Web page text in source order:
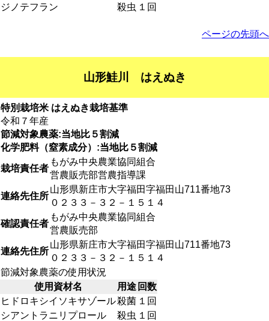
ジノテフラン
殺虫 １回
ページの先頭へ
山形鮭川 はえぬき
特別栽培米 はえぬき栽培基準
令和７年産
節減対象農薬:当地比５割減
化学肥料（窒素成分）:当地比５割減
栽培責任者
もがみ中央農業協同組合
営農販売部営農指導課
連絡先住所
山形県新庄市大字福田字福田山711番地73
０２３３－３２－１５１４
確認責任者
もがみ中央農業協同組合
営農販売部
連絡先住所
山形県新庄市大字福田字福田山711番地73
０２３３－３２－１５１４
節減対象農薬の使用状況
使用資材名
用途 回数
ヒドロキシイソキサゾール殺菌 １回
シアントラニリプロール
殺虫 １回